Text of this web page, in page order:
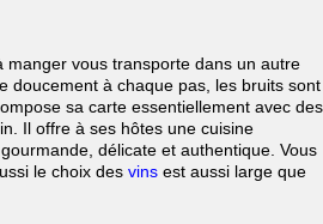
manger vous transporte dans un autre
doucement à chaque pas, les bruits sont
sa carte essentiellement avec des
Il offre à ses hôtes une cuisine
délicate et authentique. Vous
le choix des vins est aussi large que